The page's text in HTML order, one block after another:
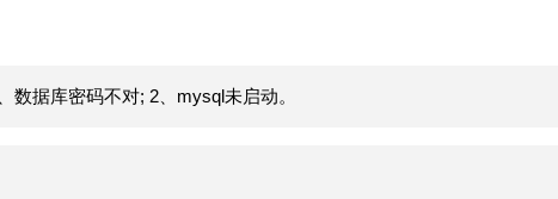
数据库密码不对; 2、mysql未启动。